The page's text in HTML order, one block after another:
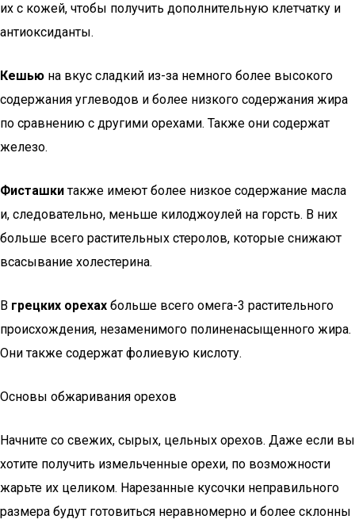
их с кожей, чтобы получить дополнительную клетчатку и
антиоксиданты.
Кешью на вкус сладкий из-за немного более высокого
содержания углеводов и более низкого содержания жира
по сравнению с другими орехами. Также они содержат
железо.
Фисташкитакже имеют более низкое содержание масла
и, следовательно, меньше килоджоулей на горсть. В них
больше всего растительных стеролов, которые снижают
всасывание холестерина.
В грецких орехах больше всего омега-3 растительного
происхождения, незаменимого полиненасыщенного жира.
Они также содержат фолиевую кислоту.
Основы обжаривания орехов
Начните со свежих, сырых, цельных орехов. Даже если вы
хотите получить измельченные орехи, по возможности
жарьте их целиком. Нарезанные кусочки неправильного
размера будут готовиться неравномерно и более склонны